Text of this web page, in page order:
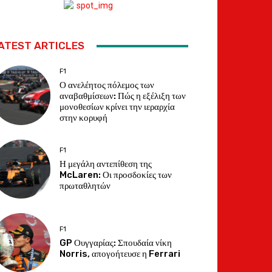
ARTICLES
F1
Ο ανελέητος πόλεμος των
αναβαθμίσεων: Πώς η εξέλιξη των
μονοθεσίων κρίνει την ιεραρχία
στην κορυφή
F1
Η μεγάλη αντεπίθεση της
McLaren: Οι προσδοκίες των
πρωταθλητών
F1
GP Ουγγαρίας: Σπουδαία νίκη
Norris, απογοήτευσε η Ferrari